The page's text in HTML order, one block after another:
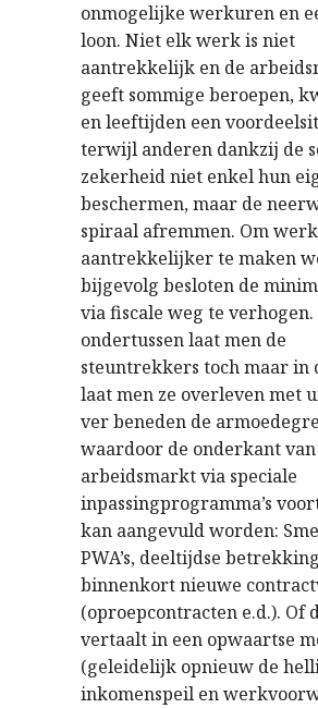
onmogelijke werkuren en
loon. Niet elk werk is niet
aantrekkelijk en de
geeft sommige beroepen,
en leeftijden een
terwijl anderen dankzij de
zekerheid niet enkel hun
beschermen, maar de
spiraal afremmen. Om werk
aantrekkelijker te maken
bijgevolg besloten de
via fiscale weg te
ondertussen laat men de
steuntrekkers toch maar in
laat men ze overleven met
ver beneden de
waardoor de onderkant van
arbeidsmarkt via speciale
inpassingprogramma’s
kan aangevuld worden:
PWA’s, deeltijdse
binnenkort nieuwe
(oproepcontracten e.d.). Of
vertaalt in een opwaartse
(geleidelijk opnieuw de
inkomenspeil en